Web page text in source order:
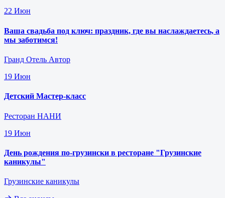
22 Июн
Ваша свадьба под ключ: праздник, где вы наслаждаетесь, а
мы заботимся!
Гранд Отель Автор
19 Июн
Детский Мастер-класс
Ресторан НАНИ
19 Июн
День рождения по-грузински в ресторане "Грузинские
каникулы"
Грузинские каникулы